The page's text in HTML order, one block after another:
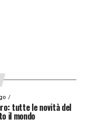
tutte le novità del
il mondo